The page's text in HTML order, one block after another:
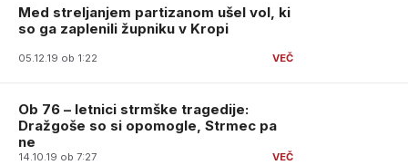
Med streljanjem partizanom ušel vol, ki
so ga zaplenili župniku v Kropi
05.12.19 ob 1:22
Ob 76 – letnici strmške tragedije:
Dražgoše so si opomogle, Strmec pa
ne
14.10.19 ob 7:27